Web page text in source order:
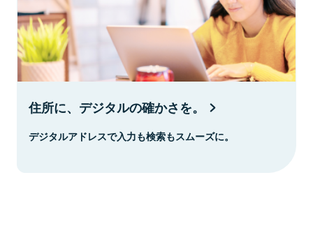
住所に、デジタルの確かさを。
デジタルアドレスで入力も検索もスムーズに。